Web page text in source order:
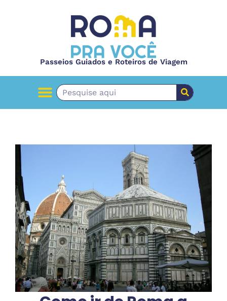
Passeios Guiados e Roteiros de Viagem